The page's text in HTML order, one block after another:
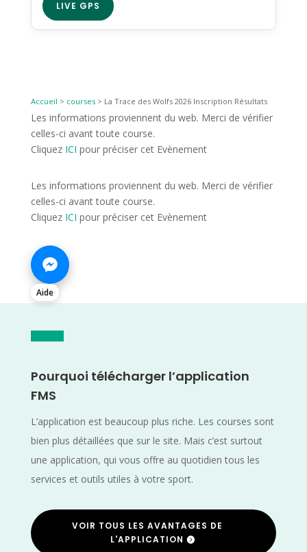
LIVE GPS
Accueil > courses> La Trace des Wolfs 2026 Inscription Résultats
Les informations proviennent du web. Merci de vérifier
celles-ci avant toute course.
Cliquez ICI pour préciser cet Evènement
Les informations proviennent du web. Merci de vérifier
celles-ci avant toute course.
Cliquez ICI pour préciser cet Evènement
Aide
Pourquoi télécharger l’application
FMS
L’application est beaucoup plus riche. Les courses sont
bien plus détaillées que sur le site. Mais c’est surtout
une application, qui vous offre au quotidien tous les
services et outils utiles à votre sport.
VOIR TOUS LES AVANTAGES DE
L'APPLICATION